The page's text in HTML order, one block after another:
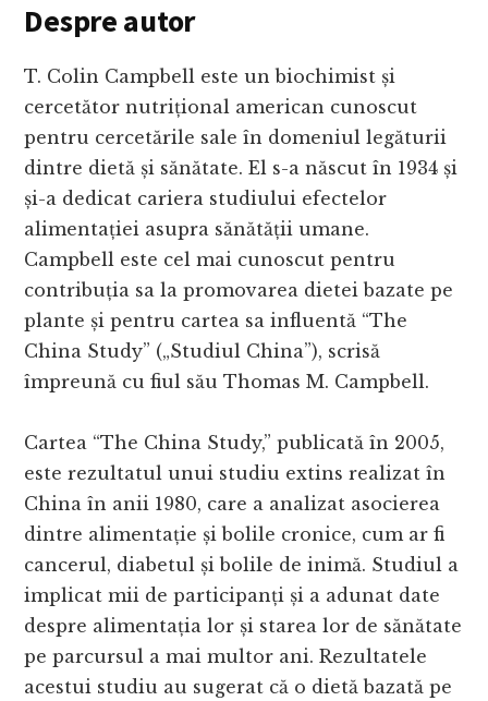
Despre autor
T. Colin Campbell este un biochimist și
cercetător nutrițional american cunoscut
pentru cercetările sale în domeniul legăturii
dintre dietă și sănătate. El s-a născut în 1934 și
și-a dedicat cariera studiului efectelor
alimentației asupra sănătății umane.
Campbell este cel mai cunoscut pentru
contribuția sa la promovarea dietei bazate pe
plante și pentru cartea sa influentă “The
China Study” („Studiul China”), scrisă
împreună cu fiul său Thomas M. Campbell.
Cartea “The China Study,” publicată în 2005,
este rezultatul unui studiu extins realizat în
China în anii 1980, care a analizat asocierea
dintre alimentație și bolile cronice, cum ar fi
cancerul, diabetul și bolile de inimă. Studiul a
implicat mii de participanți și a adunat date
despre alimentația lor și starea lor de sănătate
pe parcursul a mai multor ani. Rezultatele
acestui studiu au sugerat că o dietă bazată pe